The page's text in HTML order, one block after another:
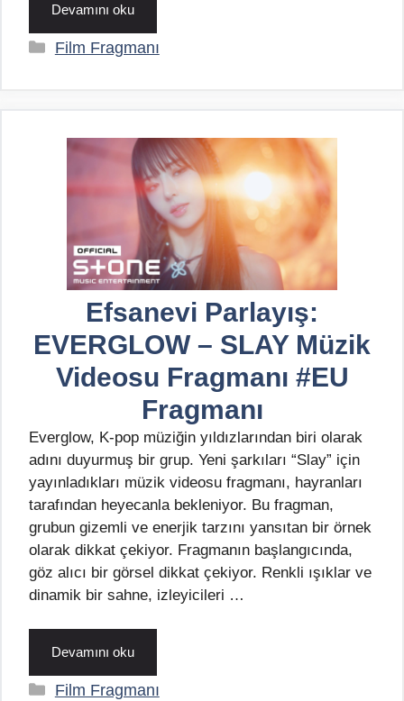
Devamını oku
Kategoriler
Film Fragmanı
Efsanevi Parlayış:
EVERGLOW – SLAY Müzik
Videosu Fragmanı #EU
Fragmanı
Everglow, K-pop müziğin yıldızlarından biri olarak
adını duyurmuş bir grup. Yeni şarkıları “Slay” için
yayınladıkları müzik videosu fragmanı, hayranları
tarafından heyecanla bekleniyor. Bu fragman,
grubun gizemli ve enerjik tarzını yansıtan bir örnek
olarak dikkat çekiyor. Fragmanın başlangıcında,
göz alıcı bir görsel dikkat çekiyor. Renkli ışıklar ve
dinamik bir sahne, izleyicileri …
Devamını oku
Kategoriler
Film Fragmanı